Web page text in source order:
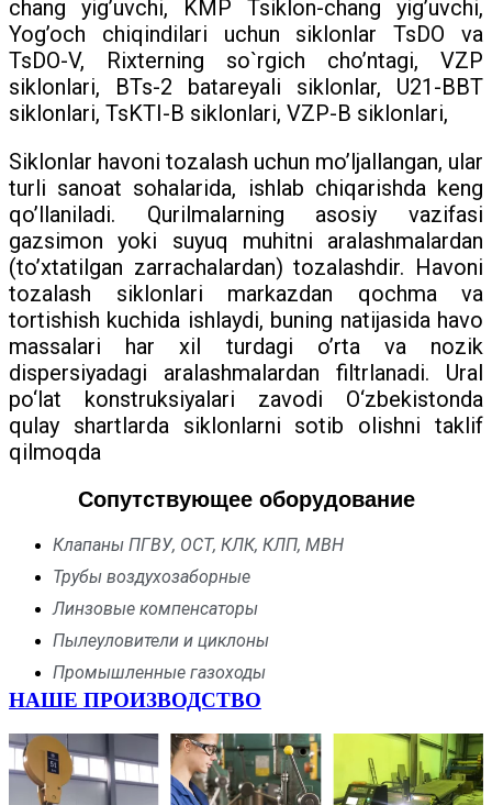
chang yig’uvchi, KMP Tsiklon-chang yig’uvchi,
Yog’och chiqindilari uchun siklonlar TsDO va
TsDO-V, Rixterning so`rgich cho’ntagi, VZP
siklonlari, BTs-2 batareyali siklonlar, U21-BBT
siklonlari, TsKTI-B siklonlari, VZP-B siklonlari,
Siklonlar havoni tozalash uchun mo’ljallangan, ular
turli sanoat sohalarida, ishlab chiqarishda keng
qo’llaniladi. Qurilmalarning asosiy vazifasi
gazsimon yoki suyuq muhitni aralashmalardan
(to’xtatilgan zarrachalardan) tozalashdir. Havoni
tozalash siklonlari markazdan qochma va
tortishish kuchida ishlaydi, buning natijasida havo
massalari har xil turdagi o’rta va nozik
dispersiyadagi aralashmalardan filtrlanadi. Ural
po‘lat konstruksiyalari zavodi O‘zbekistonda
qulay shartlarda siklonlarni sotib olishni taklif
qilmoqda
Сопутствующее оборудование
Клапаны ПГВУ, ОСТ, КЛК, КЛП, МВН
Трубы воздухозаборные
Линзовые компенсаторы
Пылеуловители и циклоны
Промышленные газоходы
НАШЕ ПРОИЗВОДСТВО